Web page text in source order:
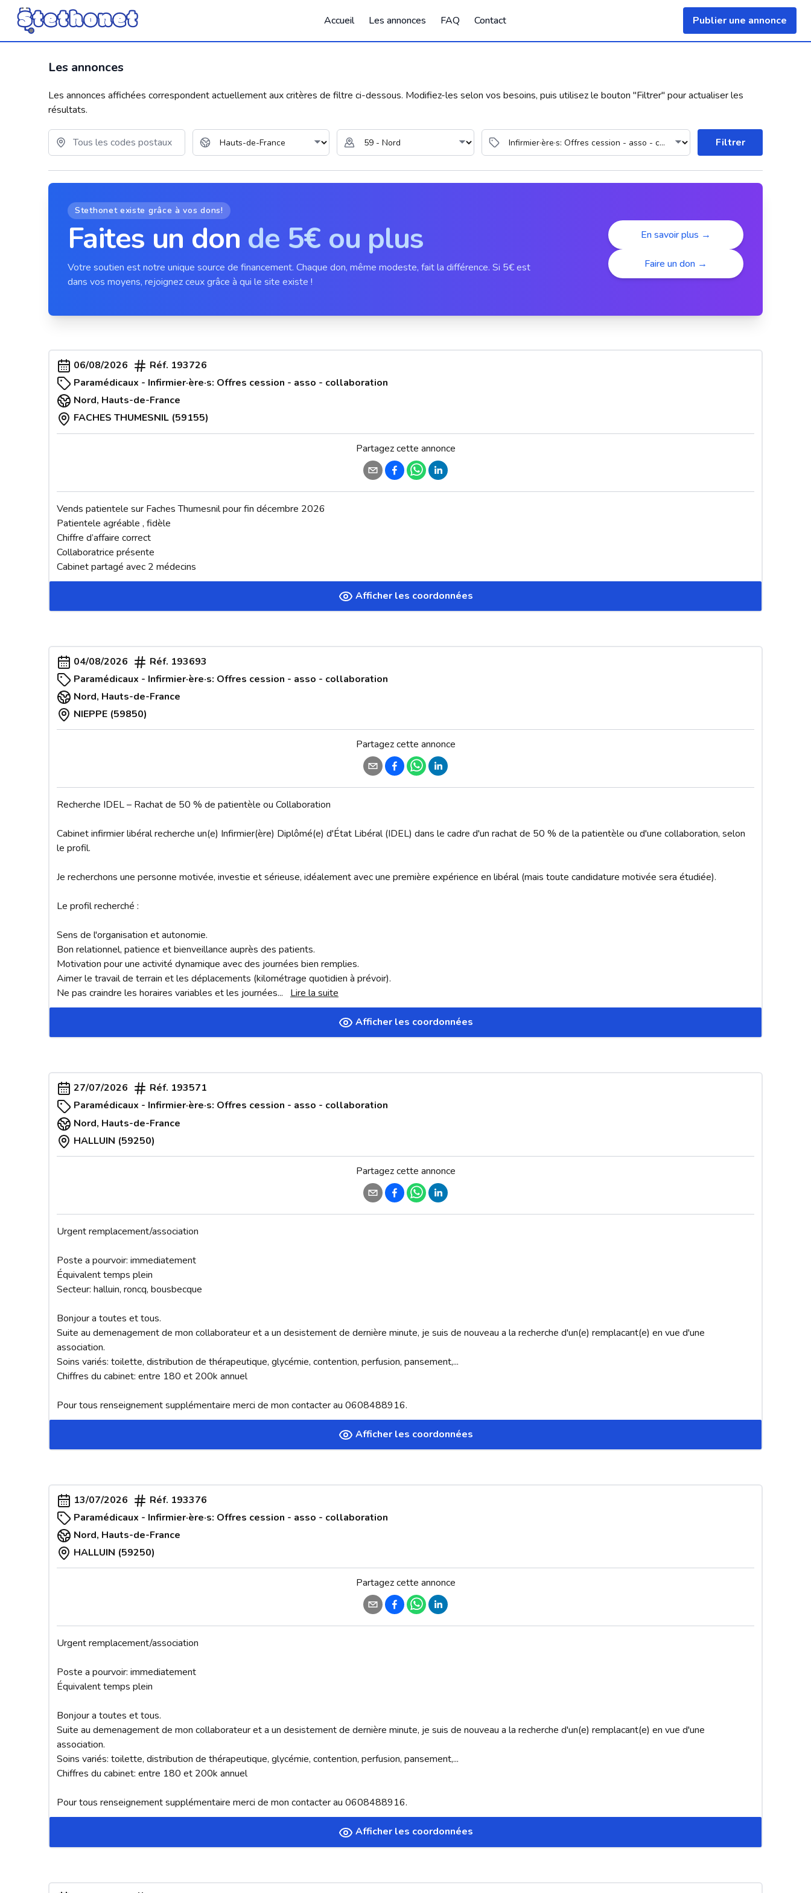
Publier une annonce
Accueil Les annonces FAQ Contact
Les annonces
Les annonces affichées correspondent actuellement aux critères de filtre ci-dessous. Modifiez-les selon vos besoins, puis utilisez le bouton "Filtrer" pour actualiser les
résultats.
Filtrer
Stethonet existe grâce à vos dons!
Faites un don de 5€ ou plus
Votre soutien est notre unique source de financement. Chaque don, même modeste, fait la différence. Si 5€ est
dans vos moyens, rejoignez ceux grâce à qui le site existe !
En savoir plus →
Faire un don →
06/08/2026 Réf. 193726
Paramédicaux - Infirmier·ère·s: Offres cession - asso - collaboration
Nord, Hauts-de-France
FACHES THUMESNIL (59155)
Partagez cette annonce
Vends patientele sur Faches Thumesnil pour fin décembre 2026
Patientele agréable , fidèle
Chiffre d’affaire correct
Collaboratrice présente
Cabinet partagé avec 2 médecins
Afficher les coordonnées
04/08/2026 Réf. 193693
Paramédicaux - Infirmier·ère·s: Offres cession - asso - collaboration
Nord, Hauts-de-France
NIEPPE (59850)
Partagez cette annonce
Recherche IDEL – Rachat de 50 % de patientèle ou Collaboration
Cabinet infirmier libéral recherche un(e) Infirmier(ère) Diplômé(e) d'État Libéral (IDEL) dans le cadre d'un rachat de 50 % de la patientèle ou d'une collaboration, selon
le profil.
Je recherchons une personne motivée, investie et sérieuse, idéalement avec une première expérience en libéral (mais toute candidature motivée sera étudiée).
Le profil recherché :
Sens de l'organisation et autonomie.
Bon relationnel, patience et bienveillance auprès des patients.
Motivation pour une activité dynamique avec des journées bien remplies.
Aimer le travail de terrain et les déplacements (kilométrage quotidien à prévoir).
Ne pas craindre les horaires variables et les journées... Lire la suite
Afficher les coordonnées
27/07/2026 Réf. 193571
Paramédicaux - Infirmier·ère·s: Offres cession - asso - collaboration
Nord, Hauts-de-France
HALLUIN (59250)
Partagez cette annonce
Urgent remplacement/association
Poste a pourvoir: immediatement
Équivalent temps plein
Secteur: halluin, roncq, bousbecque
Bonjour a toutes et tous.
Suite au demenagement de mon collaborateur et a un desistement de dernière minute, je suis de nouveau a la recherche d'un(e) remplacant(e) en vue d'une
association.
Soins variés: toilette, distribution de thérapeutique, glycémie, contention, perfusion, pansement,...
Chiffres du cabinet: entre 180 et 200k annuel
Pour tous renseignement supplémentaire merci de mon contacter au 0608488916.
Afficher les coordonnées
13/07/2026 Réf. 193376
Paramédicaux - Infirmier·ère·s: Offres cession - asso - collaboration
Nord, Hauts-de-France
HALLUIN (59250)
Partagez cette annonce
Urgent remplacement/association
Poste a pourvoir: immediatement
Équivalent temps plein
Bonjour a toutes et tous.
Suite au demenagement de mon collaborateur et a un desistement de dernière minute, je suis de nouveau a la recherche d'un(e) remplacant(e) en vue d'une
association.
Soins variés: toilette, distribution de thérapeutique, glycémie, contention, perfusion, pansement,...
Chiffres du cabinet: entre 180 et 200k annuel
Pour tous renseignement supplémentaire merci de mon contacter au 0608488916.
Afficher les coordonnées